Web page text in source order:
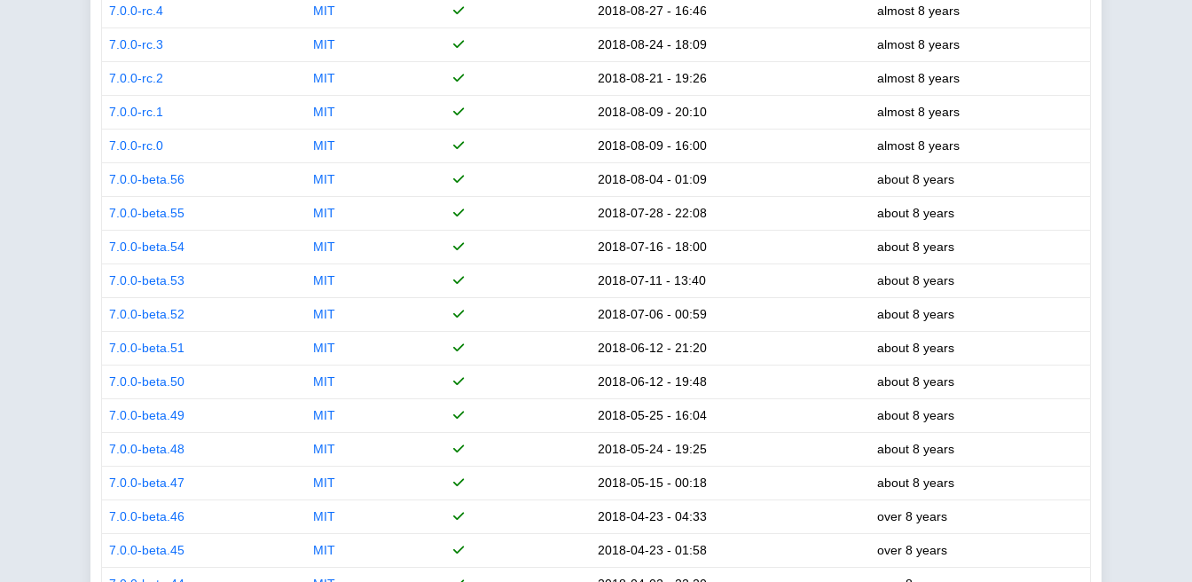
7.0.0-rc.4 MIT 2018-08-27 - 16:46 almost 8 years
7.0.0-rc.3 MIT 2018-08-24 - 18:09 almost 8 years
7.0.0-rc.2 MIT 2018-08-21 - 19:26 almost 8 years
7.0.0-rc.1 MIT 2018-08-09 - 20:10 almost 8 years
7.0.0-rc.0 MIT 2018-08-09 - 16:00 almost 8 years
7.0.0-beta.56 MIT 2018-08-04 - 01:09 about 8 years
7.0.0-beta.55 MIT 2018-07-28 - 22:08 about 8 years
7.0.0-beta.54 MIT 2018-07-16 - 18:00 about 8 years
7.0.0-beta.53 MIT 2018-07-11 - 13:40 about 8 years
7.0.0-beta.52 MIT 2018-07-06 - 00:59 about 8 years
7.0.0-beta.51 MIT 2018-06-12 - 21:20 about 8 years
7.0.0-beta.50 MIT 2018-06-12 - 19:48 about 8 years
7.0.0-beta.49 MIT 2018-05-25 - 16:04 about 8 years
7.0.0-beta.48 MIT 2018-05-24 - 19:25 about 8 years
7.0.0-beta.47 MIT 2018-05-15 - 00:18 about 8 years
7.0.0-beta.46 MIT 2018-04-23 - 04:33 over 8 years
7.0.0-beta.45 MIT 2018-04-23 - 01:58 over 8 years